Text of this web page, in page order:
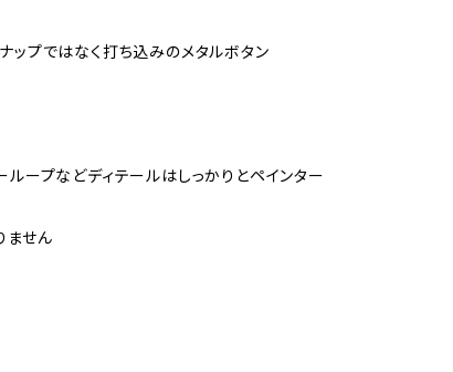
ップではなく打ち込みのメタルボタン
ループなどディテールはしっかりとペインター
ません